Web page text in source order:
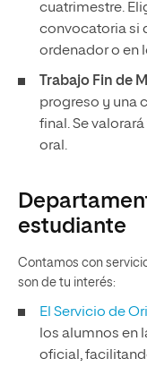
cuatrimestre.
convocatoria si
ordenador o en
Trabajo Fin de
progreso y una
final. Se
oral.
estudiante
Contamos con
son de tu interés:
El Servicio de
los alumnos en
oficial,